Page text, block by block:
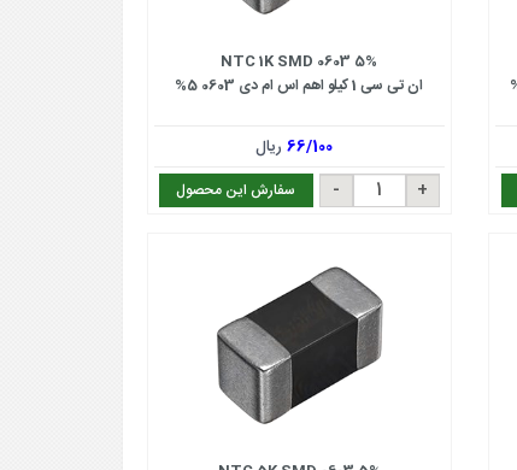
NTC 1K SMD 0603 5%
ان تی سی 1 کیلو اهم اس ام دی 0603 5%
66/100ریال
سفارش این محصول